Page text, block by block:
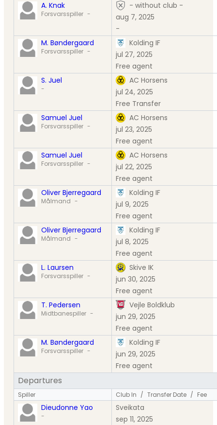
A. Knak
Forsvarsspiller -
- without club -
aug 7, 2025
-
M. Bøndergaard
Forsvarsspiller -
Kolding IF
jul 27, 2025
Free agent
S. Juel
-
AC Horsens
jul 24, 2025
Free Transfer
Samuel Juel
Forsvarsspiller -
AC Horsens
jul 23, 2025
Free agent
Samuel Juel
Forsvarsspiller -
AC Horsens
jul 22, 2025
Free agent
Oliver Bjerregaard
Målmand -
Kolding IF
jul 9, 2025
Free agent
Oliver Bjerregaard
Målmand -
Kolding IF
jul 8, 2025
Free agent
L. Laursen
Forsvarsspiller -
Skive IK
jun 30, 2025
Free agent
T. Pedersen
Midtbanespiller -
Vejle Boldklub
jun 29, 2025
Free agent
M. Bøndergaard
Forsvarsspiller -
Kolding IF
jun 29, 2025
Free agent
Departures
Spiller Club In / Transfer Date / Fee
Dieudonne Yao
-
Sveikata
sep 11, 2025